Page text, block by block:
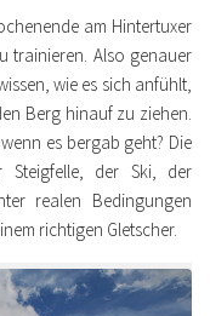
am Hintertuxer
trainieren. Also genauer
wie es sich anfühlt,
Berg hinauf zu ziehen.
es bergab geht? Die
Steigfelle, der Ski, der
realen Bedingungen
richtigen Gletscher.